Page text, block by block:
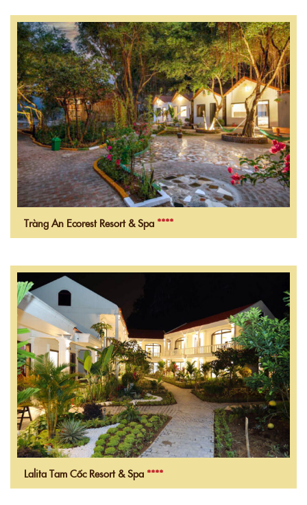
Tràng An Ecorest Resort & Spa ****
Lalita Tam Cốc Resort & Spa ****